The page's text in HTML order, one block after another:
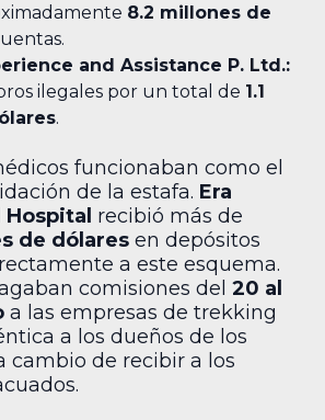
8.2 millones de
and Assistance P. Ltd.:
ilegales por un total de 1.1
.
funcionaban como el
de la estafa. Era
recibió más de
de dólares en depósitos
a este esquema.
comisiones del 20 al
a las empresas de trekking
a los dueños de los
cambio de recibir a los